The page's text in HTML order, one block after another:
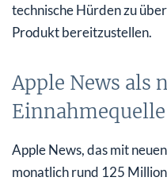
technische Hürden zu
Produkt bereitzustellen.
Apple News als
Apple News, das mit
monatlich rund 125